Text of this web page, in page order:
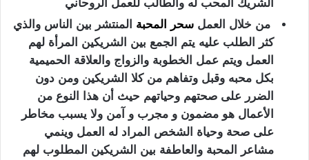
الشريك المحب له والطالب للعمل الروحاني
من خلال العمل سحر المحبة المنتشر بين الناس والذي
كثر الطلب عليه يتم الجمع بين الشريكين المرأة لهم
العمل ويتم عمل الخطوبة والزواج والعلاقة الحميمية
بكل محبه وقبل وتفاهم من كلا الشريكين ومن دون
الضرر على صحتهم وحياتهم حيث أن هذا النوع من
الأعمال هو مضمون و مجرب و آمن ولا يسبب مخاطر
على صحة وحياة الشخص المراد له العمل وينمي
مشاعر المحبة والعاطفة بين الشريكين المطلوب لهم